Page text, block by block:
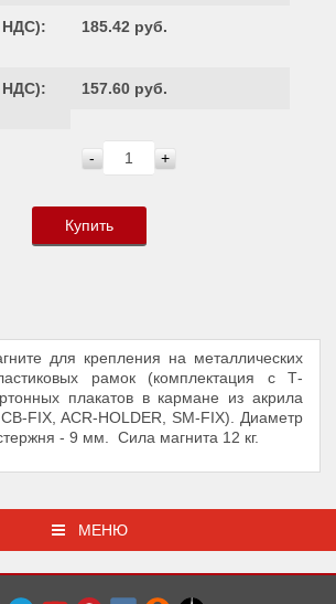
НДС):
185.42 руб.
НДС):
157.60 руб.
- +
Купить
для крепления на металлических
рамок (комплектация с Т-
плакатов в кармане из акрила
FIX, ACR-HOLDER, SM-FIX). Диаметр
- 9 мм. Сила магнита 12 кг.
МЕНЮ